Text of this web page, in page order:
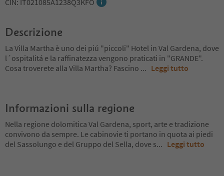
CIN: IT021085A1238Q3KFO
Descrizione
La Villa Martha è uno dei piú "piccoli" Hotel in Val Gardena, dove
l´ospitalitá e la raffinatezza vengono praticati in "GRANDE".
Cosa troverete alla Villa Martha? Fascino ... Leggi tutto
Informazioni sulla regione
Nella regione dolomitica Val Gardena, sport, arte e tradizione
convivono da sempre. Le cabinovie ti portano in quota ai piedi
del Sassolungo e del Gruppo del Sella, dove s... Leggi tutto